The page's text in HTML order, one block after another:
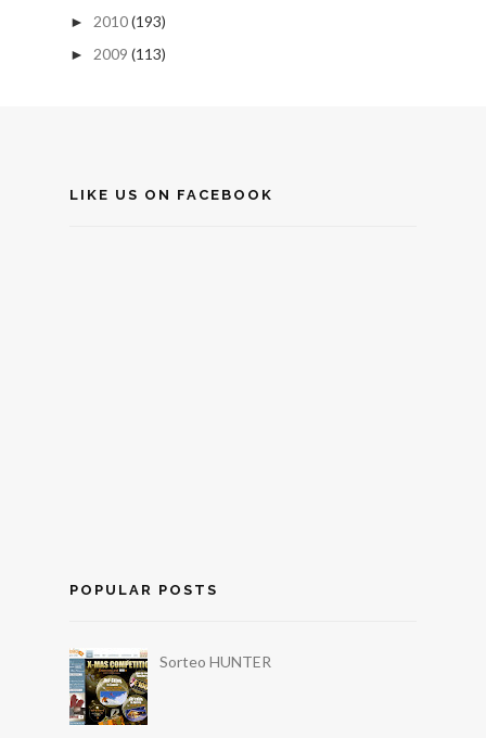
► 2010(193)
► 2009 (113)
LIKE US ON FACEBOOK
POPULAR POSTS
Sorteo HUNTER